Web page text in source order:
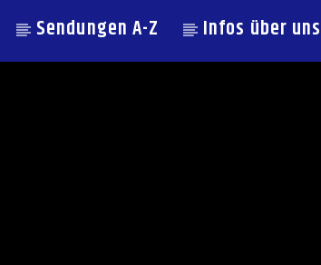
Sendungen A-Z Infos über uns